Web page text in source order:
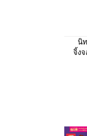
นิ
จิ้ง